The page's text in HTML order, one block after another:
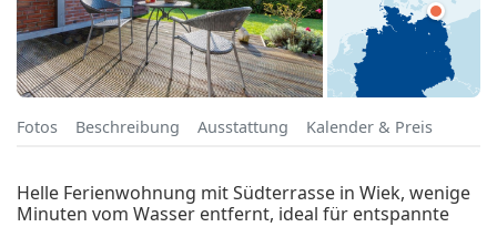
Fotos Beschreibung Ausstattung Kalender & Preis
Helle Ferienwohnung mit Südterrasse in Wiek, wenige
Minuten vom Wasser entfernt, ideal für entspannte